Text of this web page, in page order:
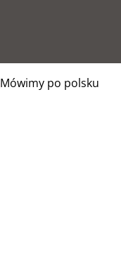
Mówimy po polsku